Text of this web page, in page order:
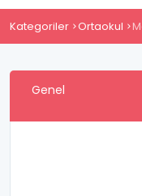
Kategoriler Ortaokul
Genel